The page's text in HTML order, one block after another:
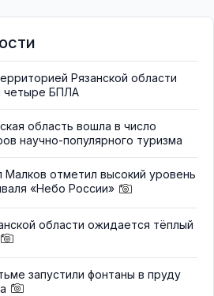
Рязанской области
четыре БПЛА
область вошла в число
научно-популярного туризма
Малков отметил высокий уровень
«Небо России»
области ожидается тёплый
запустили фонтаны в пруду